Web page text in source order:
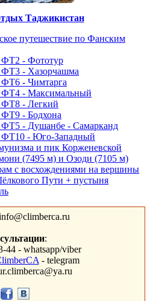
Таджикистан
путешествие по Фанским
- Фототур
- Хазорчашма
- Чимтарга
ФТ4 - Максимальный
- Легкий
- Бодхона
- Душанбе - Самарканд
ФТ10 - Юго-Западный
и пик Корженевской
(7495 м) и Озоди (7105 м)
c восхождениями на вершины
Пути + пустыня
:
44 - whatsapp/viber
- telegram